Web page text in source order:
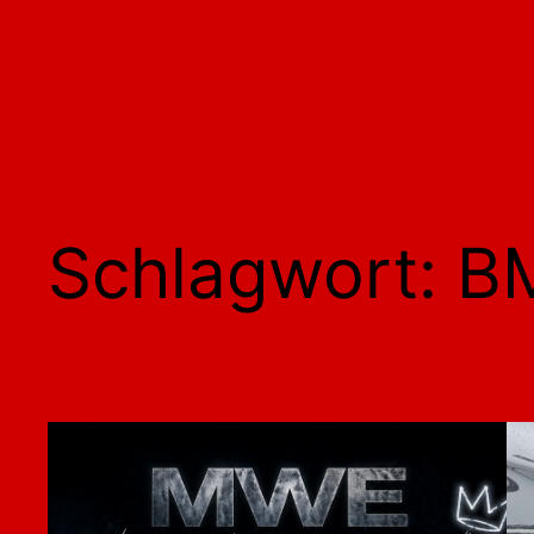
Schlagwort: